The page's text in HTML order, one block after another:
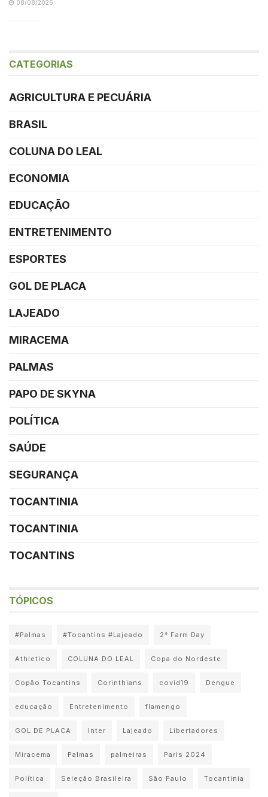
08/08/2026
CATEGORIAS
AGRICULTURA E PECUÁRIA
BRASIL
COLUNA DO LEAL
ECONOMIA
EDUCAÇÃO
ENTRETENIMENTO
ESPORTES
GOL DE PLACA
LAJEADO
MIRACEMA
PALMAS
PAPO DE SKYNA
POLÍTICA
SAÚDE
SEGURANÇA
TOCANTINIA
TOCANTINIA
TOCANTINS
TÓPICOS
#Palmas #Tocantins #Lajeado 2° Farm Day
Athletico COLUNA DO LEAL Copa do Nordeste
Copão Tocantins Corinthians covid19 Dengue
educação Entretenimento flamengo
GOL DE PLACA Inter Lajeado Libertadores
Miracema Palmas palmeiras Paris 2024
Política Seleção Brasileira São Paulo Tocantinia